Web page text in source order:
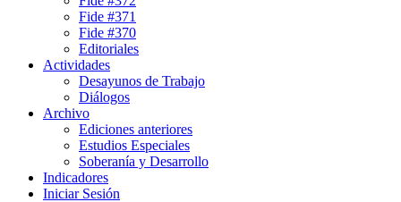
Fide #371
Fide #370
Editoriales
Actividades
Desayunos de Trabajo
Diálogos
Archivo
Ediciones anteriores
Estudios Especiales
Soberanía y Desarrollo
Indicadores
Iniciar Sesión